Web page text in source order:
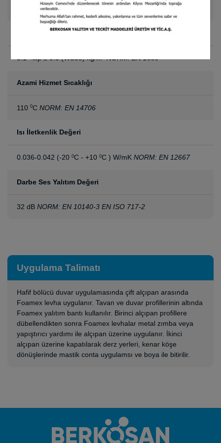
1.60 x 30 m
Su Emme(28 Günde)
0.1 <wp ≤ 0.5 (WS05) kg/m NORM: EN 1609
Azami Hizmet Sıcaklığı
1100CNORM: EN 14706
Isı İletkenlik Değeri
0.036-0.042 (-200C - +100C ) W/mKNORM: EN 12667
Darbe Ses Yalıtım Değeri
32 dBNORM: EN 10140-3 EN ISO 717-2
Uygulama Talimatı
Hafif bölücü duvar uygulamasında çift alçıpan arasında
Foamex levha uygulanır. Tavan ve duvar profillerinin altında
Foamex yalıtım bantı kullanılır. Birinci alçıpan profillere
dübellendikten sonra Foamex levhalar metal zımba veya
yapıştırıcı yardımı ile alçıpan üzerine uygulanır. İkinci
alçıpan üzerine kapatılarak derz yerleri, kenar köşe
dönüşlerinde mastik conta uygulamsı ve boya ile bitirilir.